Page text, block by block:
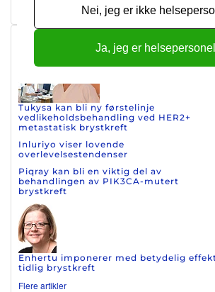
Tukysa kan bli ny førstelinje
vedlikeholdsbehandling ved HER2+
metastatisk brystkreft
Inluriyo viser lovende
overlevelsestendenser
Piqray kan bli en viktig del av
behandlingen av PIK3CA-mutert
brystkreft
Enhertu imponerer med betydelig
tidlig brystkreft
Flere artikler
Nei, jeg er ikke
Ja, jeg er